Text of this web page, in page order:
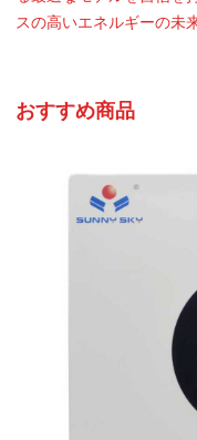
スの高いエネルギーの未
おすすめ商品